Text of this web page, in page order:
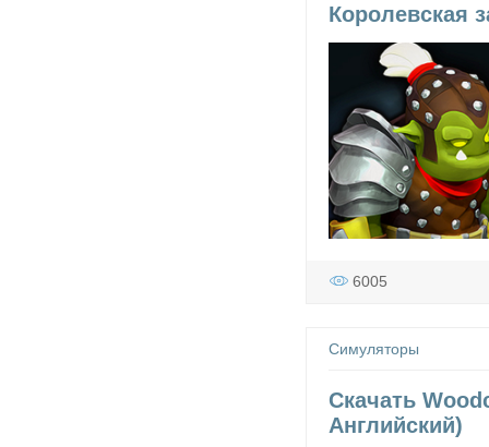
Королевская
6005
Симуляторы
Скачать
Английский)